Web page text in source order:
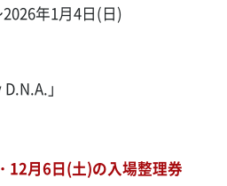
年1月4日(日)
」
12月6日(土)の入場整理券